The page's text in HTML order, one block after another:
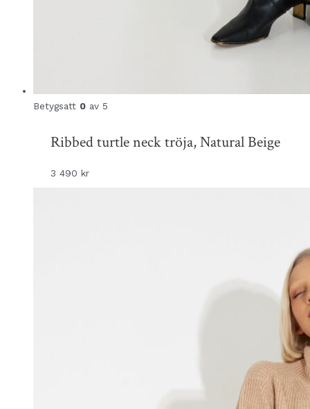
Betygsatt 0 av 5
Ribbed turtle neck tröja, Natural Beige
3 490 kr